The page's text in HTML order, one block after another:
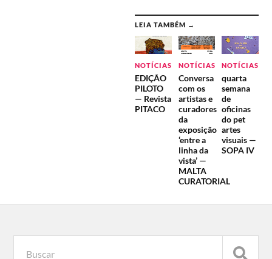
LEIA TAMBÉM →
NOTÍCIAS
EDIÇÃO
PILOTO
— Revista
PITACO
NOTÍCIAS
Conversa
com os
artistas e
curadores
da
exposição
‘entre a
linha da
vista’ —
MALTA
CURATORIAL
NOTÍCIAS
quarta
semana
de
oficinas
do pet
artes
visuais —
SOPA IV